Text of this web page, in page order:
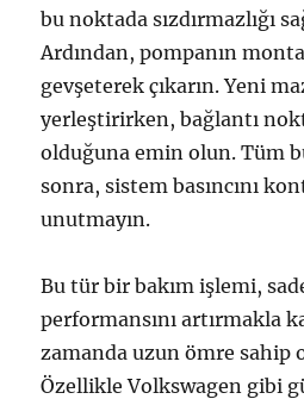
bu noktada sızdırmazlığı
Ardından, pompanın
gevşeterek çıkarın. Yeni
yerleştirirken, bağlantı
olduğuna emin olun. Tüm
sonra, sistem basıncını
unutmayın.
Bu tür bir bakım işlemi,
performansını artırmakla
zamanda uzun ömre sahip
Özellikle Volkswagen gibi